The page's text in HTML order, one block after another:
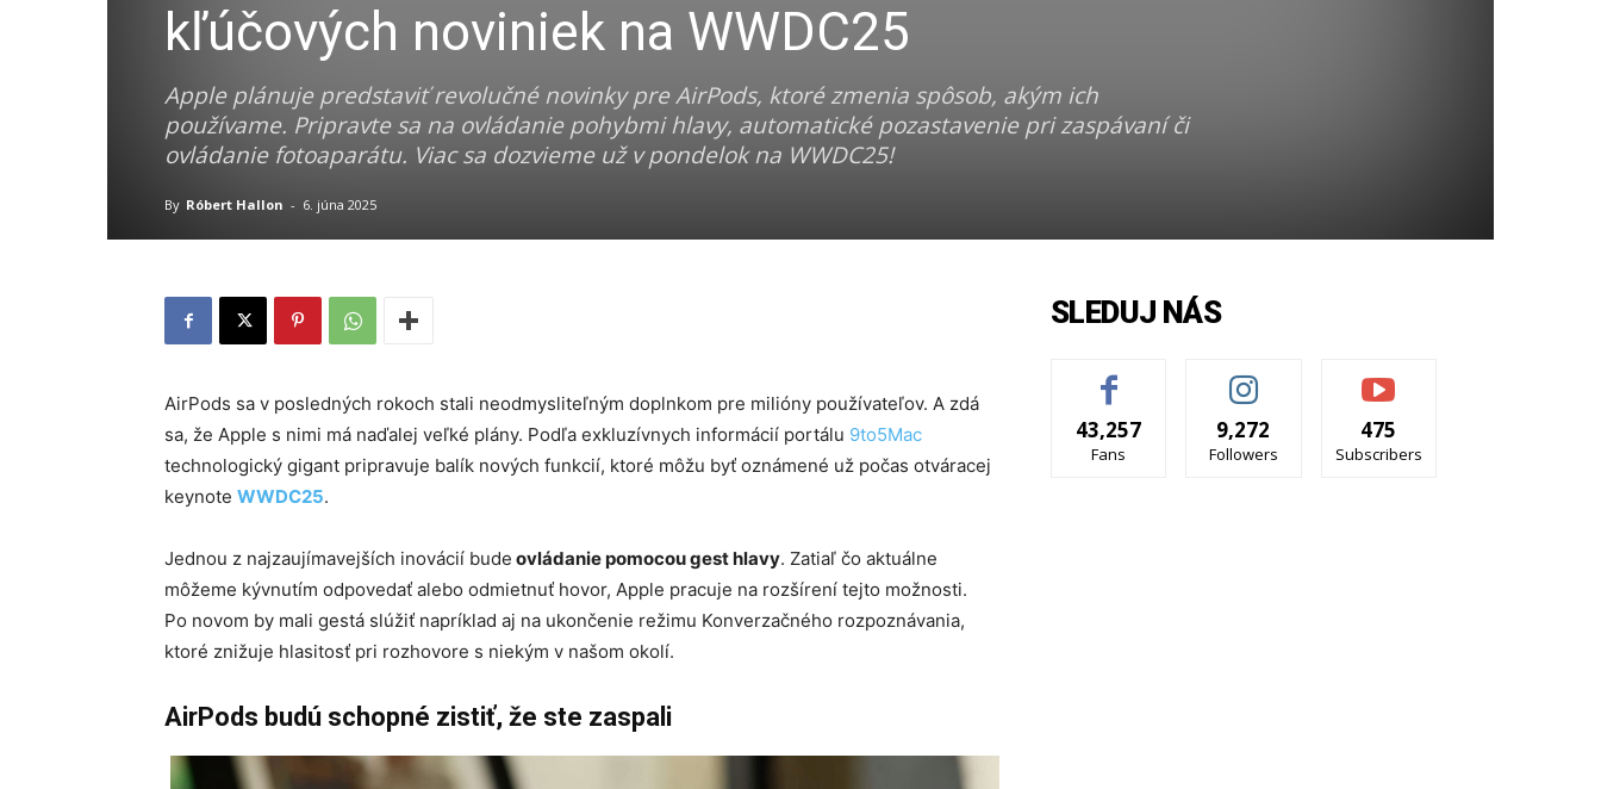
kľúčových noviniek na WWDC25
Apple plánuje predstaviť revolučné novinky pre AirPods, ktoré zmenia spôsob, akým ich
používame. Pripravte sa na ovládanie pohybmi hlavy, automatické pozastavenie pri zaspávaní či
ovládanie fotoaparátu. Viac sa dozvieme už v pondelok na WWDC25!
By Róbert Hallon - 6. júna 2025
AirPods sa v posledných rokoch stali neodmysliteľným doplnkom pre milióny používateľov. A zdá
sa, že Apple s nimi má naďalej veľké plány. Podľa exkluzívnych informácií portálu 9to5Mac
technologický gigant pripravuje balík nových funkcií, ktoré môžu byť oznámené už počas otváracej
keynote WWDC25.
Jednou z najzaujímavejších inovácií bude ovládanie pomocou gest hlavy. Zatiaľ čo aktuálne
môžeme kývnutím odpovedať alebo odmietnuť hovor, Apple pracuje na rozšírení tejto možnosti.
Po novom by mali gestá slúžiť napríklad aj na ukončenie režimu Konverzačného rozpoznávania,
ktoré znižuje hlasitosť pri rozhovore s niekým v našom okolí.
AirPods budú schopné zistiť, že ste zaspali
SLEDUJ NÁS
43,257
Fans
9,272
Followers
475
Subscribers